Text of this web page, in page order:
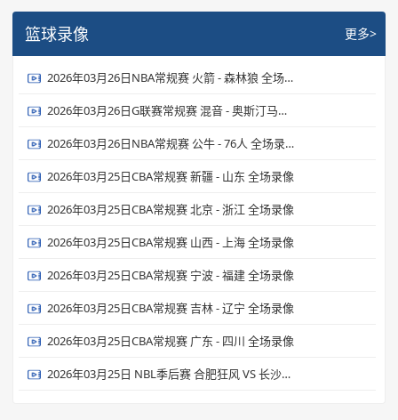
篮球录像 更多>
2026年03月26日NBA常规赛 火箭 - 森林狼 全场录像
2026年03月26日G联赛常规赛 混音 - 奥斯汀马刺 全场录像
2026年03月26日NBA常规赛 公牛 - 76人 全场录像
2026年03月25日CBA常规赛 新疆 - 山东 全场录像
2026年03月25日CBA常规赛 北京 - 浙江 全场录像
2026年03月25日CBA常规赛 山西 - 上海 全场录像
2026年03月25日CBA常规赛 宁波 - 福建 全场录像
2026年03月25日CBA常规赛 吉林 - 辽宁 全场录像
2026年03月25日CBA常规赛 广东 - 四川 全场录像
2026年03月25日 NBL季后赛 合肥狂风 VS 长沙勇胜 全场录像